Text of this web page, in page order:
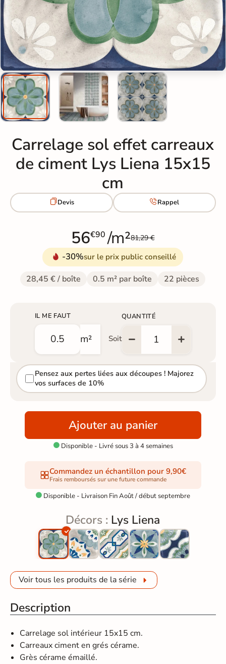
Carrelage sol effet carreaux
de ciment Lys Liena 15x15
cm
Devis Rappel
56€90 /m²81,29 €
-30%sur le prix public conseillé
28,45 € / boîte 0.5 m² par boîte 22 pièces
IL ME FAUT
m² Soit
QUANTITÉ
Pensez aux pertes liées aux découpes ! Majorez
vos surfaces de 10%
Ajouter au panier
Disponible - Livré sous 3 à 4 semaines
Commandez un échantillon pour 9,90€
Frais remboursés sur une future commande
 Disponible - Livraison Fin Août / début septembre
Décors : Lys Liena
Voir tous les produits de la série
Description
Carrelage sol intérieur 15x15 cm.
Carreaux ciment en grés cérame.
Grès cérame émaillé.